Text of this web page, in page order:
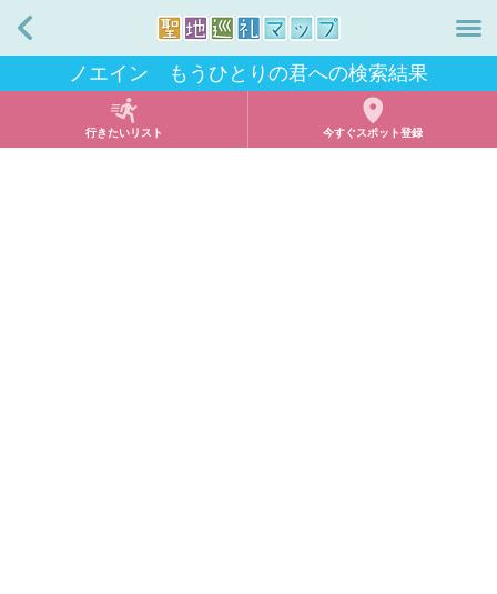
ノエイン もうひとりの君への検索結果
行きたいリスト 今すぐスポット登録